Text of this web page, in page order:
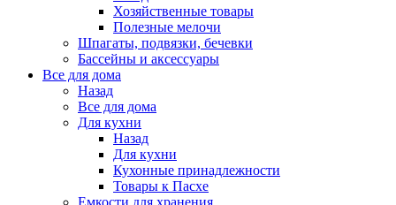
Хозяйственные товары
Полезные мелочи
Шпагаты, подвязки, бечевки
Бассейны и аксессуары
Все для дома
Назад
Все для дома
Для кухни
Назад
Для кухни
Кухонные принадлежности
Товары к Пасхе
Емкости для хранения